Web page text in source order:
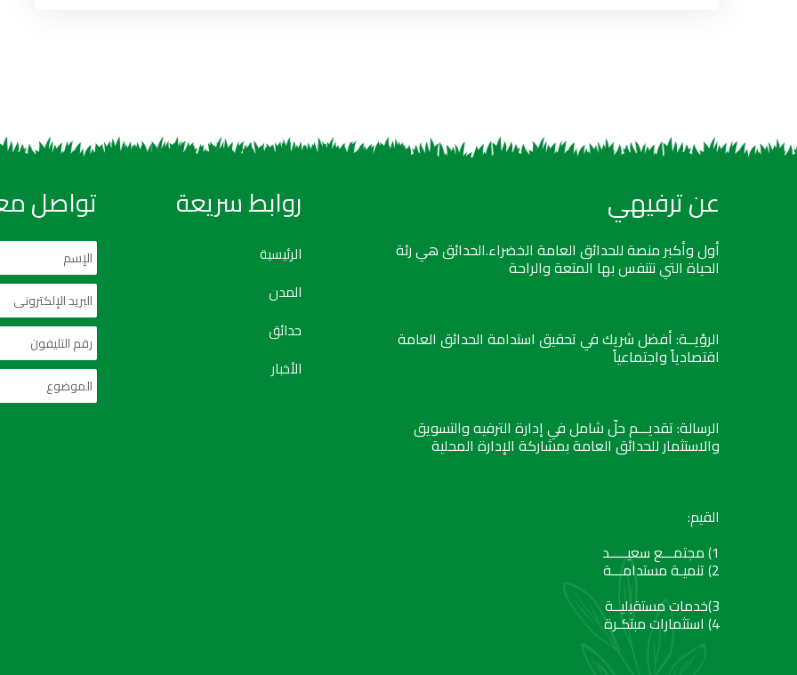
عن ترفيهي
أول وأكبر منصة للحدائق العامة الخضراء.الحدائق هي رئة
الحياة التي نتنفس بها المتعة والراحة
الرؤيــة: أفضل شريك في تحقيق استدامة الحدائق العامة
اقتصادياً واجتماعياً
الرسالة: تقديـــم حلّ شامل في إدارة الترفيه والتسويق
والاستثمار للحدائق العامة بمشاركة الإدارة المحلية
القيم:
1) مجتمـــع سعيـــــد
2) تنميـة مستدامـــة
3)خدمات مستقبليــة
4) استثمارات مبتكـرة
روابط سريعة
الرئيسية
المدن
حدائق
الأخبار
تواصل